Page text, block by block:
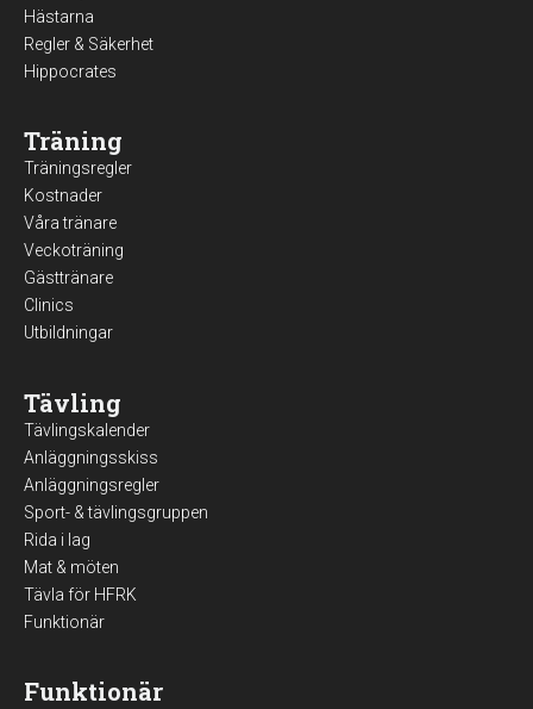
Hästarna
Regler & Säkerhet
Hippocrates
Träning
Träningsregler
Kostnader
Våra tränare
Veckoträning
Gästtränare
Clinics
Utbildningar
Tävling
Tävlingskalender
Anläggningsskiss
Anläggningsregler
Sport- & tävlingsgruppen
Rida i lag
Mat & möten
Tävla för HFRK
Funktionär
Funktionär